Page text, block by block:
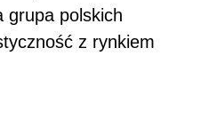
grupa polskich
z rynkiem